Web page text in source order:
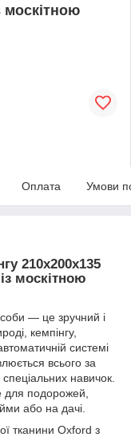
москітною
Оплата Умови
210х200х135
москітною
— це зручний і
кемпінгу,
системі
всього за
навичок.
для подорожей,
або на дачі.
тканини Oxford з